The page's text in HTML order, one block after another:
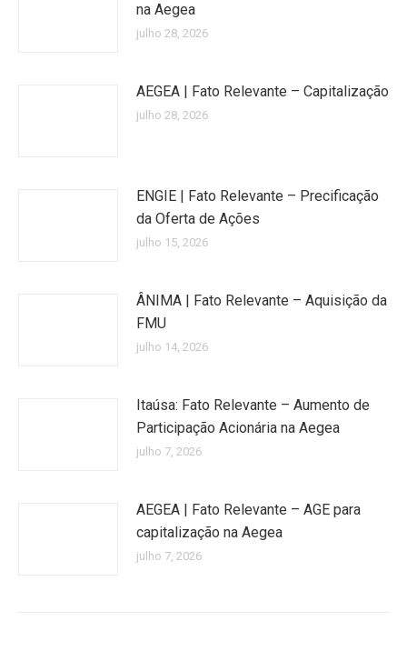
na Aegea
julho 28, 2026
AEGEA | Fato Relevante – Capitalização
julho 28, 2026
ENGIE | Fato Relevante – Precificação
da Oferta de Ações
julho 15, 2026
ÂNIMA | Fato Relevante – Aquisição da
FMU
julho 14, 2026
Itaúsa: Fato Relevante – Aumento de
Participação Acionária na Aegea
julho 7, 2026
AEGEA | Fato Relevante – AGE para
capitalização na Aegea
julho 7, 2026